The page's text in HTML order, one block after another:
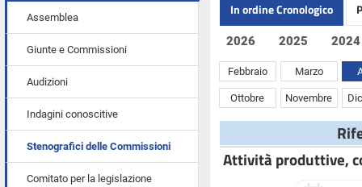
Assemblea
Giunte e Commissioni
Audizioni
Indagini conoscitive
Stenografici delle Commissioni
Comitato per la legislazione
In ordine Cronologico
2026 2025 2024
Febbraio Marzo
Ottobre Novembre
Attività produttive,